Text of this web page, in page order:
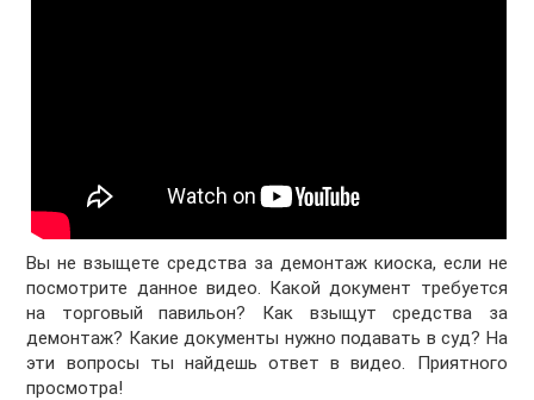
Вы не взыщете средства за демонтаж киоска, если не
посмотрите данное видео. Какой документ требуется
на торговый павильон? Как взыщут средства за
демонтаж? Какие документы нужно подавать в суд? На
эти вопросы ты найдешь ответ в видео. Приятного
просмотра!